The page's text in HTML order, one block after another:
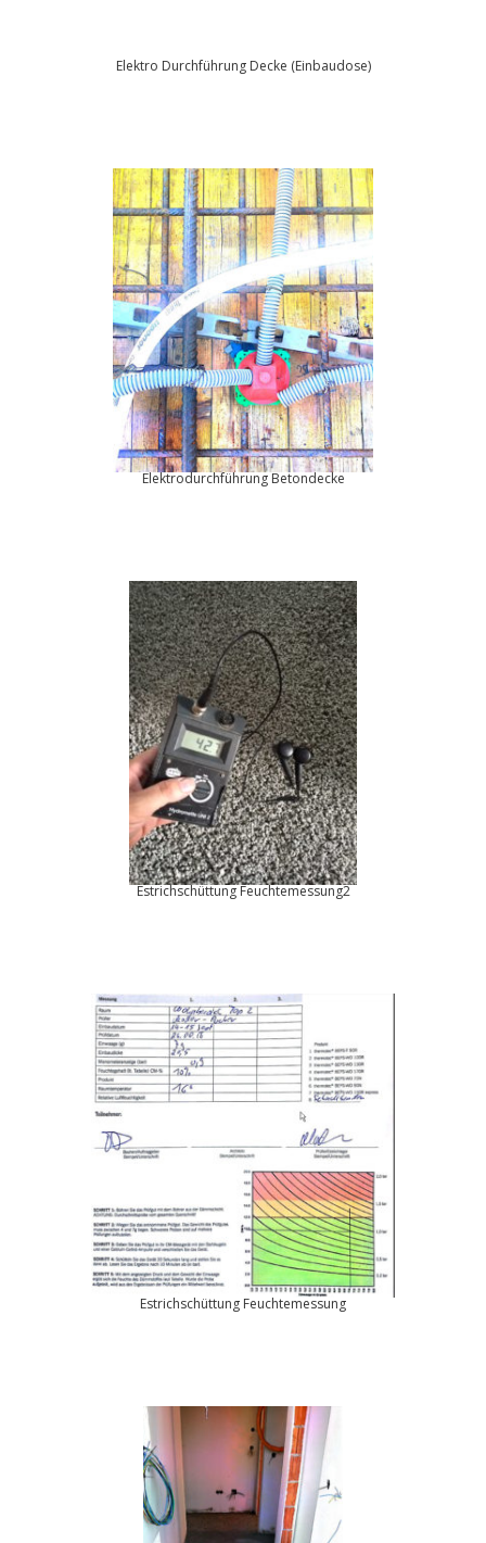
Elektro Durchführung Decke (Einbaudose)
Elektrodurchführung Betondecke
Estrichschüttung Feuchtemessung2
Estrichschüttung Feuchtemessung